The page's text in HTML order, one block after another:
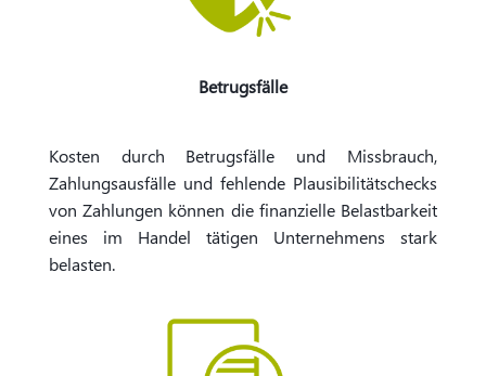
Betrugsfälle
Kosten durch Betrugsfälle und Missbrauch,
Zahlungsausfälle und fehlende Plausibilitätschecks
von Zahlungen können die finanzielle Belastbarkeit
eines im Handel tätigen Unternehmens stark
belasten.